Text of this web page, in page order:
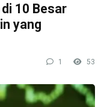
10 Besar
yang
1 53